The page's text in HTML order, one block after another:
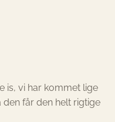
is, vi har kommet lige
får den helt rigtige